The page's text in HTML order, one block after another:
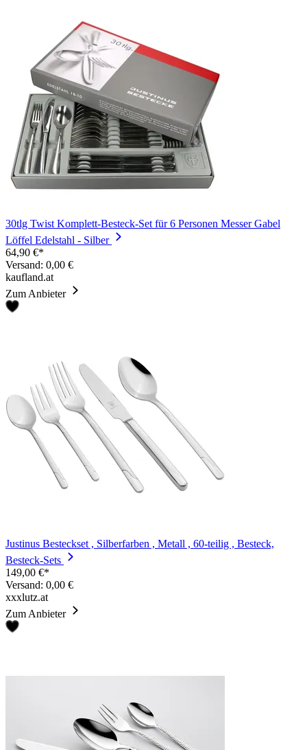
30tlg Twist Komplett-Besteck-Set für 6 Personen Messer Gabel
Löffel Edelstahl - Silber
64,90 €*
Versand: 0,00 €
kaufland.at
Zum Anbieter
Justinus Besteckset , Silberfarben , Metall , 60-teilig , Besteck,
Besteck-Sets
149,00 €*
Versand: 0,00 €
xxxlutz.at
Zum Anbieter